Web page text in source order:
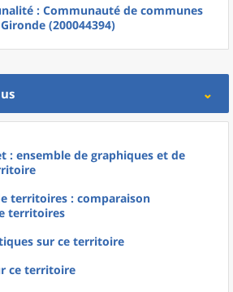
: Communauté de communes
(200044394)
: ensemble de graphiques et de
territoires : comparaison
territoires
sur ce territoire
ce territoire